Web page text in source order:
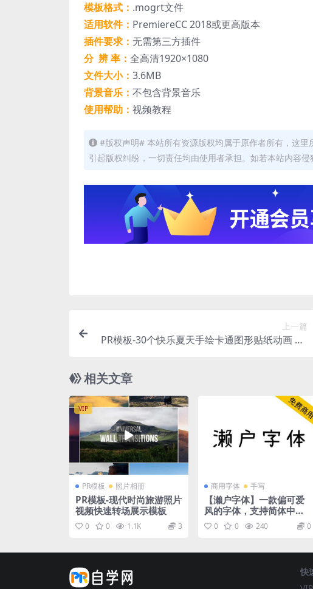
模板格式： .mogrt文件
适用软件： PremiereCC 2018或更高版本
插件要求： 无需第三方插件
分 辨 率： 全高清1920×1080
文件大小： 3.6MB
背景音乐： 不包含背景音乐
使用帮助： 视频教程
#版权声明# 本站所有资源版权均属于原作者所有，这
引起版权纠纷，一切责任均由使用者承担。如若本站内容
上一篇
PR模板-30个快乐夏天手绘卡通图形贴纸动画 Ha
相关文章
VIP
PR模板 照片相册
PR模板-现代时尚旅游照片
视频快速转场展示模板
0 0 1.1K 3
商用字体 手写
【濑户字体】一款偏可爱
风的字体，支持简体中
文、繁体中文、日文
0 0 240 0
快